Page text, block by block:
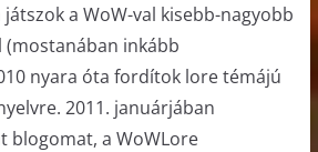
a WoW-val kisebb-nagyobb
(mostanában inkább
nyara óta fordítok lore témájú
2011. januárjában
blogomat, a WoWLore